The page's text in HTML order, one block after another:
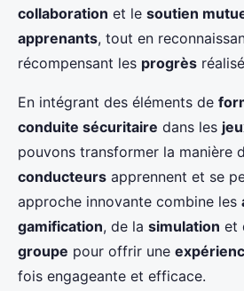
collaboration et le soutien
apprenants, tout en
récompensant les progrès
En intégrant des éléments de
conduite sécuritaire dans les
pouvons transformer la manière
conducteurs apprennent et se
approche innovante combine les
gamification, de la simulation et
groupe pour offrir une
fois engageante et efficace.